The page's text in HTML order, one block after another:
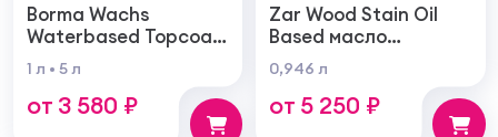
Borma Wachs
Waterbased Topcoat
Varnish For Parquet
Грунт для паркета на
водной основе для
внутренних работ
1 л 5 л
от 3 580 ₽
Zar Wood Stain Oil
Based масло
тонирующая по
дереву
0,946 л
от 5 250 ₽